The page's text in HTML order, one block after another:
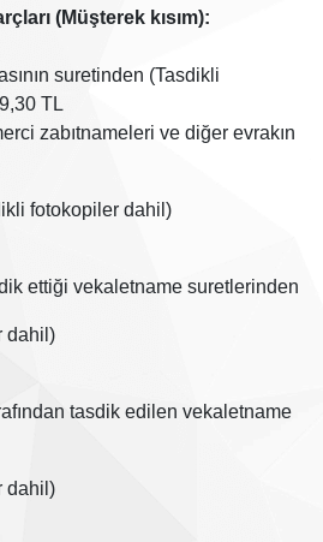
(Müşterek kısım):
suretinden (Tasdikli
TL
zabıtnameleri ve diğer evrakın
fotokopiler dahil)
ettiği vekaletname suretlerinden
dahil)
tasdik edilen vekaletname
dahil)